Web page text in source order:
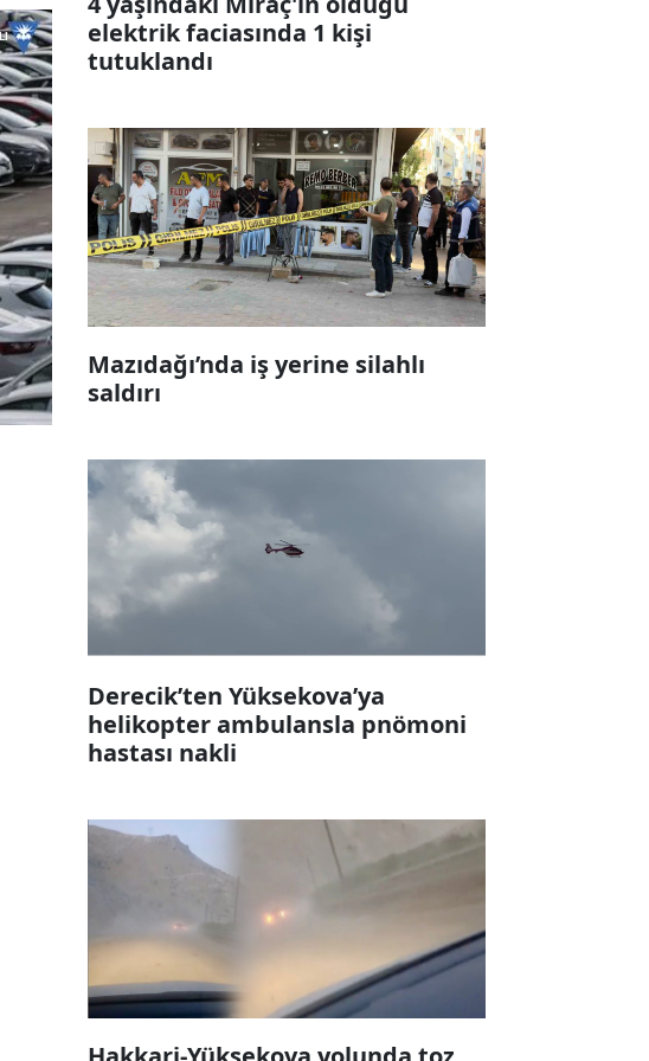
elektrik faciasında 1 kişi
tutuklandı
Mazıdağı’nda iş yerine silahlı
saldırı
Derecik’ten Yüksekova’ya
helikopter ambulansla pnömoni
hastası nakli